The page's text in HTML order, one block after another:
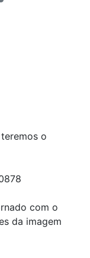
o
com o
da imagem